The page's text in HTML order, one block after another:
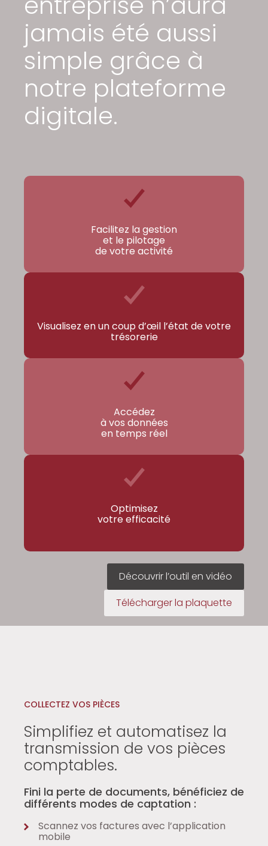
jamais été aussi
simple grâce à
notre plateforme
digitale.
Facilitez la gestion
et le pilotage
de votre activité
Visualisez en un coup d’œil l’état de votre
trésorerie
Accédez
à vos données
en temps réel
Optimisez
votre efficacité
Découvrir l’outil en vidéo
Télécharger la plaquette
COLLECTEZ VOS PIÈCES
Simplifiez et automatisez la
transmission de vos pièces
comptables.
Fini la perte de documents, bénéficiez de
différents modes de captation :
Scannez vos factures avec l’application
mobile